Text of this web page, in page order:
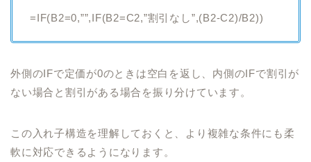
=IF(B2=0,””,IF(B2=C2,”割引なし”,(B2-C2)/B2))
外側のIFで定価が0のときは空白を返し、内側のIFで割引が
ない場合と割引がある場合を振り分けています。
この入れ子構造を理解しておくと、より複雑な条件にも柔
軟に対応できるようになります。